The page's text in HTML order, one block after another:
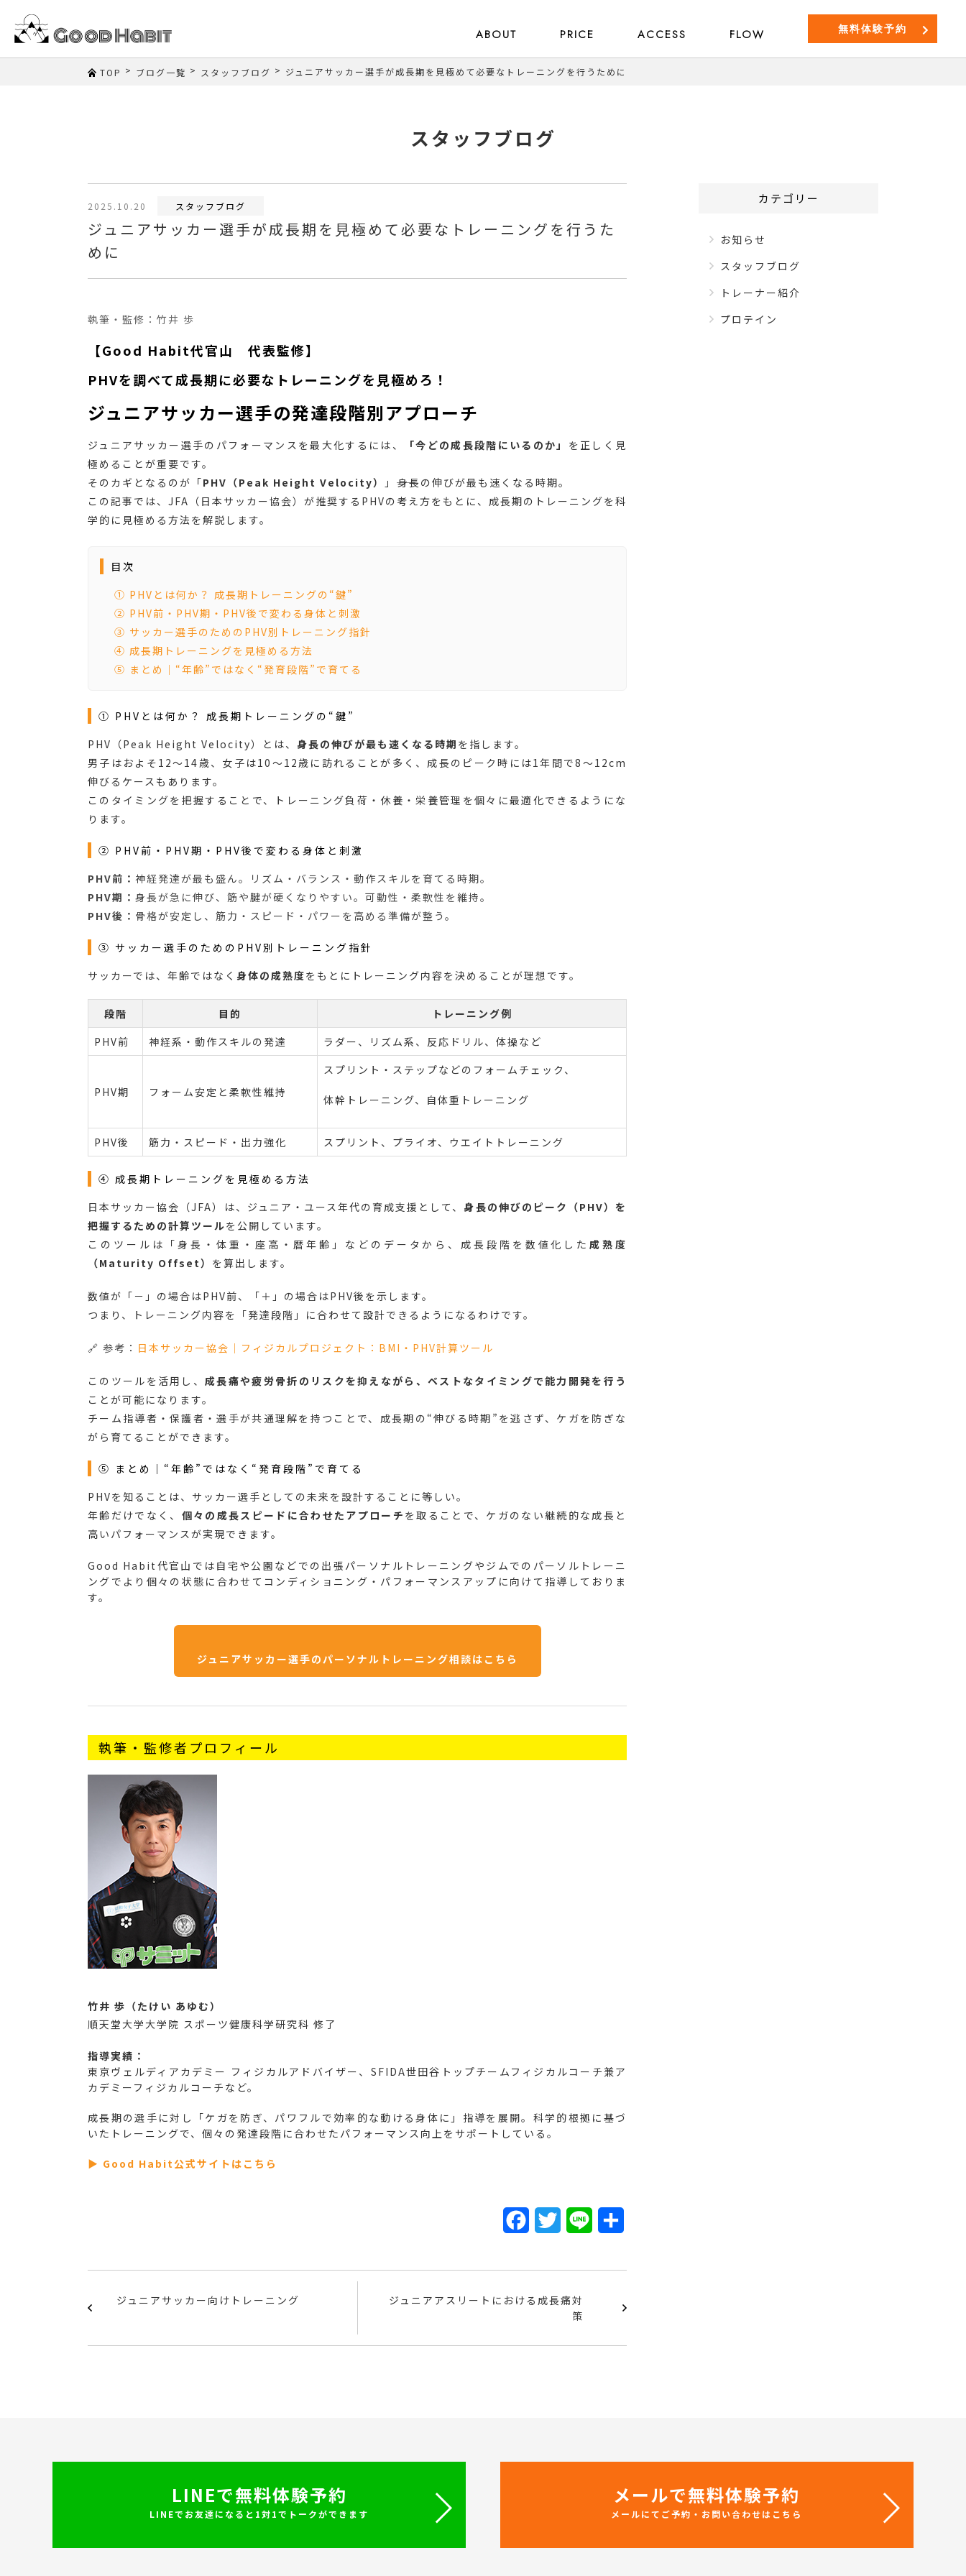
ABOUT PRICE ACCESS FLOW 無料体験予約
TOP > ブログ一覧 > スタッフブログ > ジュニアサッカー選手が成長期を見極めて必要なトレーニングを行うために
スタッフブログ
2025.10.20 スタッフブログ
ジュニアサッカー選手が成長期を見極めて必要なトレーニングを行うた
めに
執筆・監修：竹井 歩
【Good Habit代官山 代表監修】
PHVを調べて成長期に必要なトレーニングを見極めろ！
ジュニアサッカー選手の発達段階別アプローチ
ジュニアサッカー選手のパフォーマンスを最大化するには、 「今どの成長段階にいるのか」 を正しく見
極めることが重要です。
そのカギとなるのが「PHV（Peak Height Velocity）
」――身長の伸びが最も速くなる時期。
この記事では、JFA（日本サッカー協会）が推奨するPHVの考え方をもとに、成長期のトレーニングを科
学的に見極める方法を解説します。
目次
① PHVとは何か？ 成長期トレーニングの“鍵”
② PHV前・PHV期・PHV後で変わる身体と刺激
③ サッカー選手のためのPHV別トレーニング指針
④ 成長期トレーニングを見極める方法
⑤ まとめ｜“年齢”ではなく“発育段階”で育てる
① PHVとは何か？ 成長期トレーニングの“鍵”
PHV（Peak Height Velocity）とは、 身長の伸びが最も速くなる時期 を指します。
男子はおよそ12〜14歳、女子は10〜12歳に訪れることが多く、成長のピーク時には1年間で8〜12cm
伸びるケースもあります。
このタイミングを把握することで、トレーニング負荷・休養・栄養管理を個々に最適化できるようにな
ります。
② PHV前・PHV期・PHV後で変わる身体と刺激
PHV前： 神経発達が最も盛ん。リズム・バランス・動作スキルを育てる時期。
PHV期： 身長が急に伸び、筋や腱が硬くなりやすい。可動性・柔軟性を維持。
PHV後： 骨格が安定し、筋力・スピード・パワーを高める準備が整う。
③ サッカー選手のためのPHV別トレーニング指針
サッカーでは、年齢ではなく 身体の成熟度をもとにトレーニング内容を決めることが理想です。
段階 目的
トレーニング例
PHV前
神経系・動作スキルの発達 ラダー、リズム系、反応ドリル、体操など
PHV期 フォーム安定と柔軟性維持
スプリント・ステップなどのフォームチェック、
体幹トレーニング、自体重トレーニング
PHV後 筋力・スピード・出力強化 スプリント、プライオ、ウエイトトレーニング
④ 成長期トレーニングを見極める方法
日本サッカー協会（JFA）は、ジュニア・ユース年代の育成支援として、 身長の伸びのピーク（PHV）を
把握するための計算ツールを公開しています。
このツールは「身長・体重・座高・暦年齢」などのデータから、成長段階を数値化した成熟度
（Maturity Offset） を算出します。
数値が「－」の場合はPHV前、「＋」の場合はPHV後を示します。
つまり、トレーニング内容を「発達段階」に合わせて設計できるようになるわけです。
🔗 参考： 日本サッカー協会｜フィジカルプロジェクト：BMI・PHV計算ツール
このツールを活用し、成長痛や疲労骨折のリスクを抑えながら、ベストなタイミングで能力開発を行う
ことが可能になります。
チーム指導者・保護者・選手が共通理解を持つことで、成長期の“伸びる時期”を逃さず、ケガを防ぎな
がら育てることができます。
⑤ まとめ｜“年齢”ではなく“発育段階”で育てる
PHVを知ることは、サッカー選手としての未来を設計することに等しい。
年齢だけでなく、 個々の成長スピードに合わせたアプローチ を取ることで、ケガのない継続的な成長と
高いパフォーマンスが実現できます。
Good Habit代官山では自宅や公園などでの出張パーソナルトレーニングやジムでのパーソルトレーニ
ングでより個々の状態に合わせてコンディショニング・パフォーマンスアップに向けて指導しておりま
す。
ジュニアサッカー選手のパーソナルトレーニング相談はこちら
執筆・監修者プロフィール
竹井 歩（たけい あゆむ）
順天堂大学大学院 スポーツ健康科学研究科 修了
指導実績：
東京ヴェルディアカデミー フィジカルアドバイザー、SFIDA世田谷トップチームフィジカルコーチ兼ア
カデミーフィジカルコーチなど。
成長期の選手に対し「ケガを防ぎ、パワフルで効率的な動ける身体に」指導を展開。科学的根拠に基づ
いたトレーニングで、個々の発達段階に合わせたパフォーマンス向上をサポートしている。
▶ Good Habit公式サイトはこちら
c
e
o
T
i
t
e
n
ジュニアサッカー向けトレーニング
ジュニアアスリートにおける成長痛対
策
カテゴリー
お知らせ
スタッフブログ
トレーナー紹介
プロテイン
LINEで無料体験予約
LINEでお友達になると1対1でトークができます
メールで無料体験予約
メールにてご予約・お問い合わせはこちら